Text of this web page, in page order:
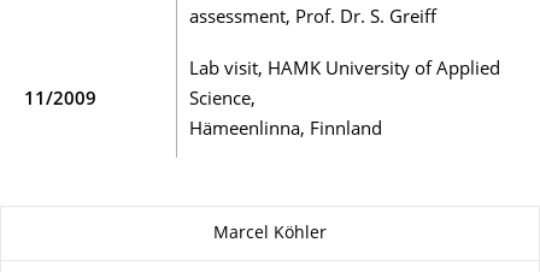
assessment, Prof. Dr. S. Greiff
11/2009
Lab visit, HAMK University of Applied
Science,
Hämeenlinna, Finnland
Marcel Köhler